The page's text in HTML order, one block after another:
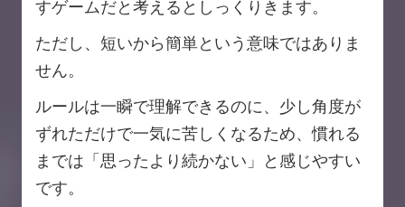
すゲームだと考えるとしっくりきます。
ただし、短いから簡単という意味ではありま
せん。
ルールは一瞬で理解できるのに、少し角度が
ずれただけで一気に苦しくなるため、慣れる
までは「思ったより続かない」と感じやすい
です。